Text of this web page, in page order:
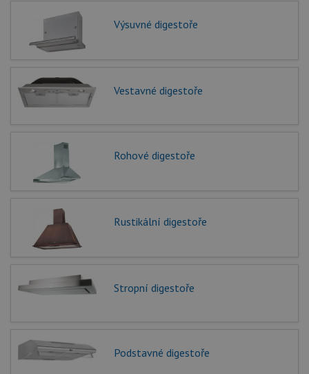
Výsuvné digestoře
Vestavné digestoře
Rohové digestoře
Rustikální digestoře
Stropní digestoře
Podstavné digestoře